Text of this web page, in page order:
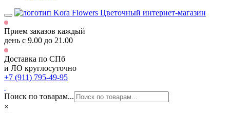
Цветочный интернет-магазин
Прием заказов каждый
день с 9.00 до 21.00
Доставка по СПб
и ЛО круглосуточно
+7 (911) 795-49-95
Поиск по товарам...
×